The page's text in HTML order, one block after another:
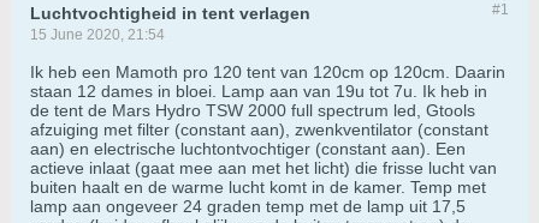
#1
Luchtvochtigheid in tent verlagen
15 June 2020, 21:54
Ik heb een Mamoth pro 120 tent van 120cm op 120cm. Daarin
staan 12 dames in bloei. Lamp aan van 19u tot 7u. Ik heb in
de tent de Mars Hydro TSW 2000 full spectrum led, Gtools
afzuiging met filter (constant aan), zwenkventilator (constant
aan) en electrische luchtontvochtiger (constant aan). Een
actieve inlaat (gaat mee aan met het licht) die frisse lucht van
buiten haalt en de warme lucht komt in de kamer. Temp met
lamp aan ongeveer 24 graden temp met de lamp uit 17,5